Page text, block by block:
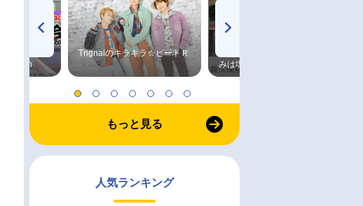
season
Trignalのキラキラ☆ビートＲ
みは塩だけ
もっと見る
人気ランキング